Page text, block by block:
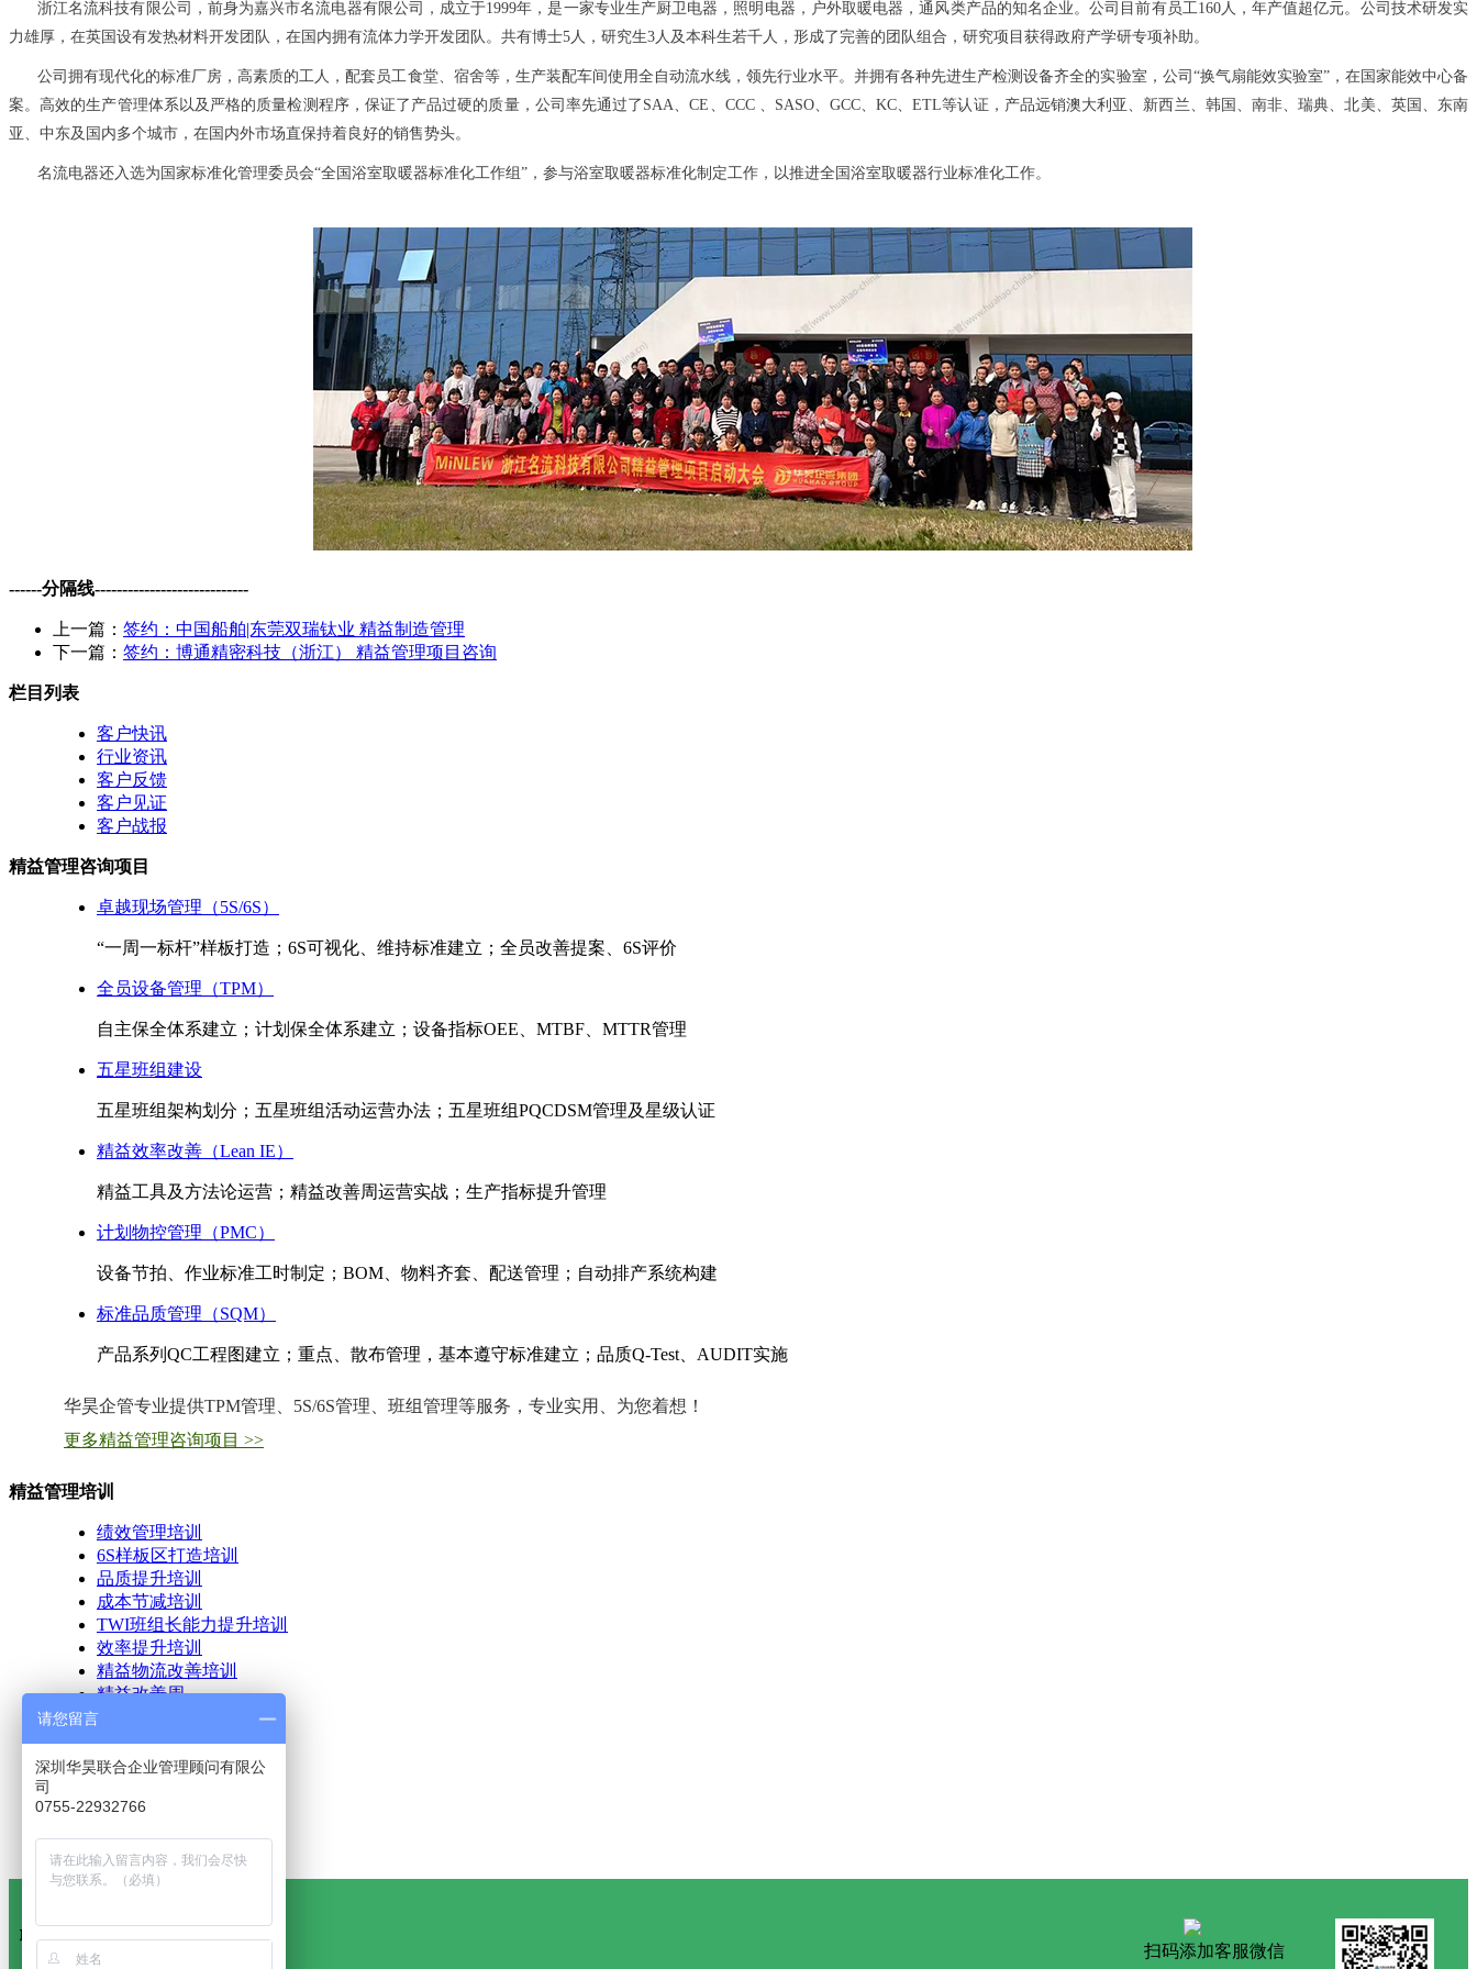
浙江名流科技有限公司，前身为嘉兴市名流电器有限公司，成立于1999年，是一家专业生产厨卫电器，照明电器，户外取暖电器，通风类产品的知名企业。公司目前有员工160人，年产值超亿元。公司技术研发实
力雄厚，在英国设有发热材料开发团队，在国内拥有流体力学开发团队。共有博士5人，研究生3人及本科生若千人，形成了完善的团队组合，研究项目获得政府产学研专项补助。
公司拥有现代化的标准厂房，高素质的工人，配套员工食堂、宿舍等，生产装配车间使用全自动流水线，领先行业水平。并拥有各种先进生产检测设备齐全的实验室，公司“换气扇能效实验室”，在国家能效中心备
案。高效的生产管理体系以及严格的质量检测程序，保证了产品过硬的质量，公司率先通过了SAA、CE、CCC 、SASO、GCC、KC、ETL等认证，产品远销澳大利亚、新西兰、韩国、南非、瑞典、北美、英国、东南
亚、中东及国内多个城市，在国内外市场直保持着良好的销售势头。
名流电器还入选为国家标准化管理委员会“全国浴室取暖器标准化工作组”，参与浴室取暖器标准化制定工作，以推进全国浴室取暖器行业标准化工作。
------分隔线----------------------------
上一篇： 签约：中国船舶|东莞双瑞钛业 精益制造管理
下一篇： 签约：博通精密科技（浙江） 精益管理项目咨询
栏目列表
客户快讯
行业资讯
客户反馈
客户见证
客户战报
精益管理咨询项目
卓越现场管理（5S/6S）
“一周一标杆”样板打造；6S可视化、维持标准建立；全员改善提案、6S评价
全员设备管理（TPM）
自主保全体系建立；计划保全体系建立；设备指标OEE、MTBF、MTTR管理
五星班组建设
五星班组架构划分；五星班组活动运营办法；五星班组PQCDSM管理及星级认证
精益效率改善（Lean IE）
精益工具及方法论运营；精益改善周运营实战；生产指标提升管理
计划物控管理（PMC）
设备节拍、作业标准工时制定；BOM、物料齐套、配送管理；自动排产系统构建
标准品质管理（SQM）
产品系列QC工程图建立；重点、散布管理，基本遵守标准建立；品质Q-Test、AUDIT实施
华昊企管专业提供TPM管理、5S/6S管理、班组管理等服务，专业实用、为您着想！
更多精益管理咨询项目 >>
精益管理培训
绩效管理培训
6S样板区打造培训
品质提升培训
成本节减培训
TWI班组长能力提升培训
效率提升培训
精益物流改善培训
精益改善周
精益管理工具培训
精益极限挑战培训
中层精益管理培训
更多精益管理培训项目 >>
联系方式：
扫码添加客服微信
请您留言
深圳华昊联合企业管理顾问有限公
司
0755-22932766